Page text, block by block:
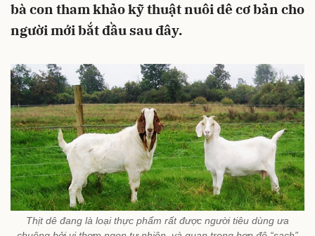
bà con tham khảo kỹ thuật nuôi dê cơ bản cho
người mới bắt đầu sau đây.
Thịt dê đang là loại thực phẩm rất được người tiêu dùng ưa